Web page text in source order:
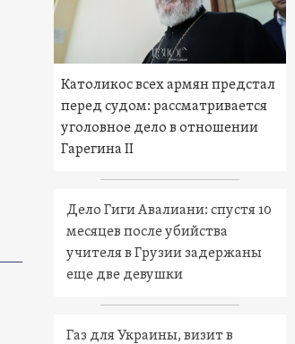
Католикос всех армян предстал
перед судом: рассматривается
уголовное дело в отношении
Гарегина II
Дело Гиги Авалиани: спустя 10
месяцев после убийства
учителя в Грузии задержаны
еще две девушки
Газ для Украины, визит в